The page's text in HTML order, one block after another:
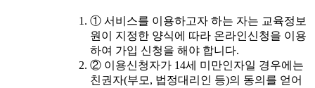
① 서비스를 이용하고자 하는 자는 교육정보
원이 지정한 양식에 따라 온라인신청을 이용
하여 가입 신청을 해야 합니다.
② 이용신청자가 14세 미만인자일 경우에는
친권자(부모, 법정대리인 등)의 동의를 얻어